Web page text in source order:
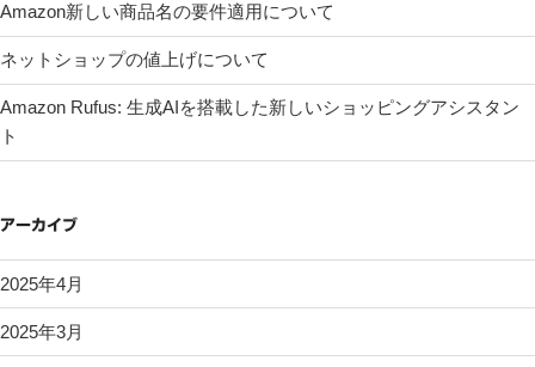
Amazon新しい商品名の要件適用について
ネットショップの値上げについて
Amazon Rufus: 生成AIを搭載した新しいショッピングアシスタン
ト
アーカイブ
2025年4月
2025年3月